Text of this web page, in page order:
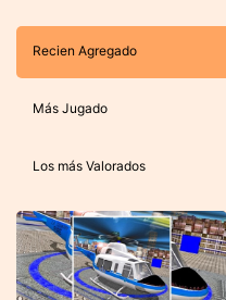
Recien Agregado
Más Jugado
Los más Valorados